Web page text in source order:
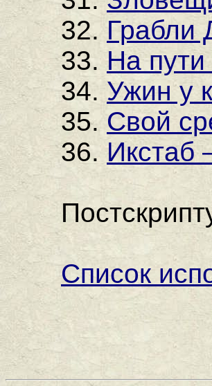
32. Грабли
33.На пути
34. Ужин у
35. Свой
36.Икстаб
Список